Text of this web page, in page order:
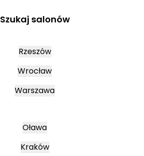
Szukaj salonów
Rzeszów
Wrocław
Warszawa
Oława
Kraków